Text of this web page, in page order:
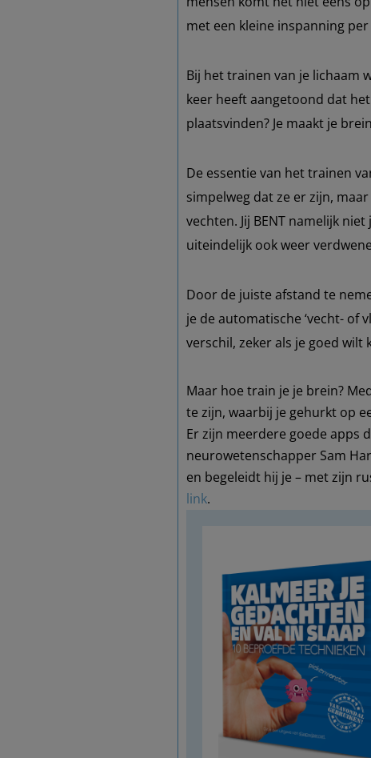
met een kleine inspanning
Bij het trainen van je lichaam
keer heeft aangetoond dat
plaatsvinden? Je maakt je
De essentie van het trainen
simpelweg dat ze er zijn,
vechten. Jij BENT namelijk
uiteindelijk ook weer
Door de juiste afstand te
je de automatische ‘vecht- of
verschil, zeker als je goed wilt
Maar hoe train je je brein?
te zijn, waarbij je gehurkt op
Er zijn meerdere goede apps
neurowetenschapper Sam
en begeleidt hij je – met zijn
link.